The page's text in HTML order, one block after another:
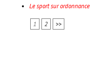
Le sport sur ordonnance
1 2 >>